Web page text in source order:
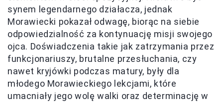
synem legendarnego działacza, jednak
Morawiecki pokazał odwagę, biorąc na siebie
odpowiedzialność za kontynuację misji swojego
ojca. Doświadczenia takie jak zatrzymania przez
funkcjonariuszy, brutalne przesłuchania, czy
nawet kryjówki podczas matury, były dla
młodego Morawieckiego lekcjami, które
umacniały jego wolę walki oraz determinację w